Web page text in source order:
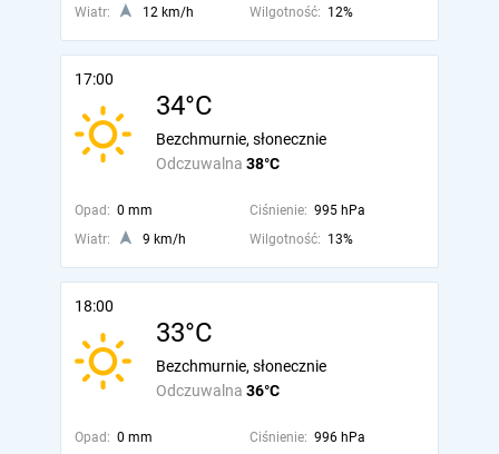
Wiatr:
12 km/h Wilgotność: 12%
17:00
34°C
Odczuwalna 38°C
Bezchmurnie, słonecznie
Opad: 0 mm Ciśnienie: 995 hPa
Wiatr:
9 km/h Wilgotność: 13%
18:00
33°C
Odczuwalna 36°C
Bezchmurnie, słonecznie
Opad: 0 mm Ciśnienie: 996 hPa